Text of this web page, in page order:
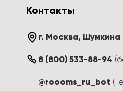
Контакты
г. Москва, Шумкина
8 (800) 533-88-94 (
@roooms_ru_bot